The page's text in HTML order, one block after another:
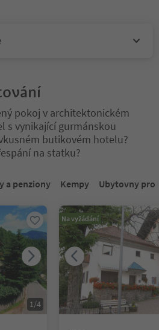
pokoj v architektonickém
s vynikající gurmánskou
butikovém hotelu?
na statku?
posuvníku. Vyberte kartu pro
a penziony Kempy Ubytovny pro
1 /4
Na vyžádání